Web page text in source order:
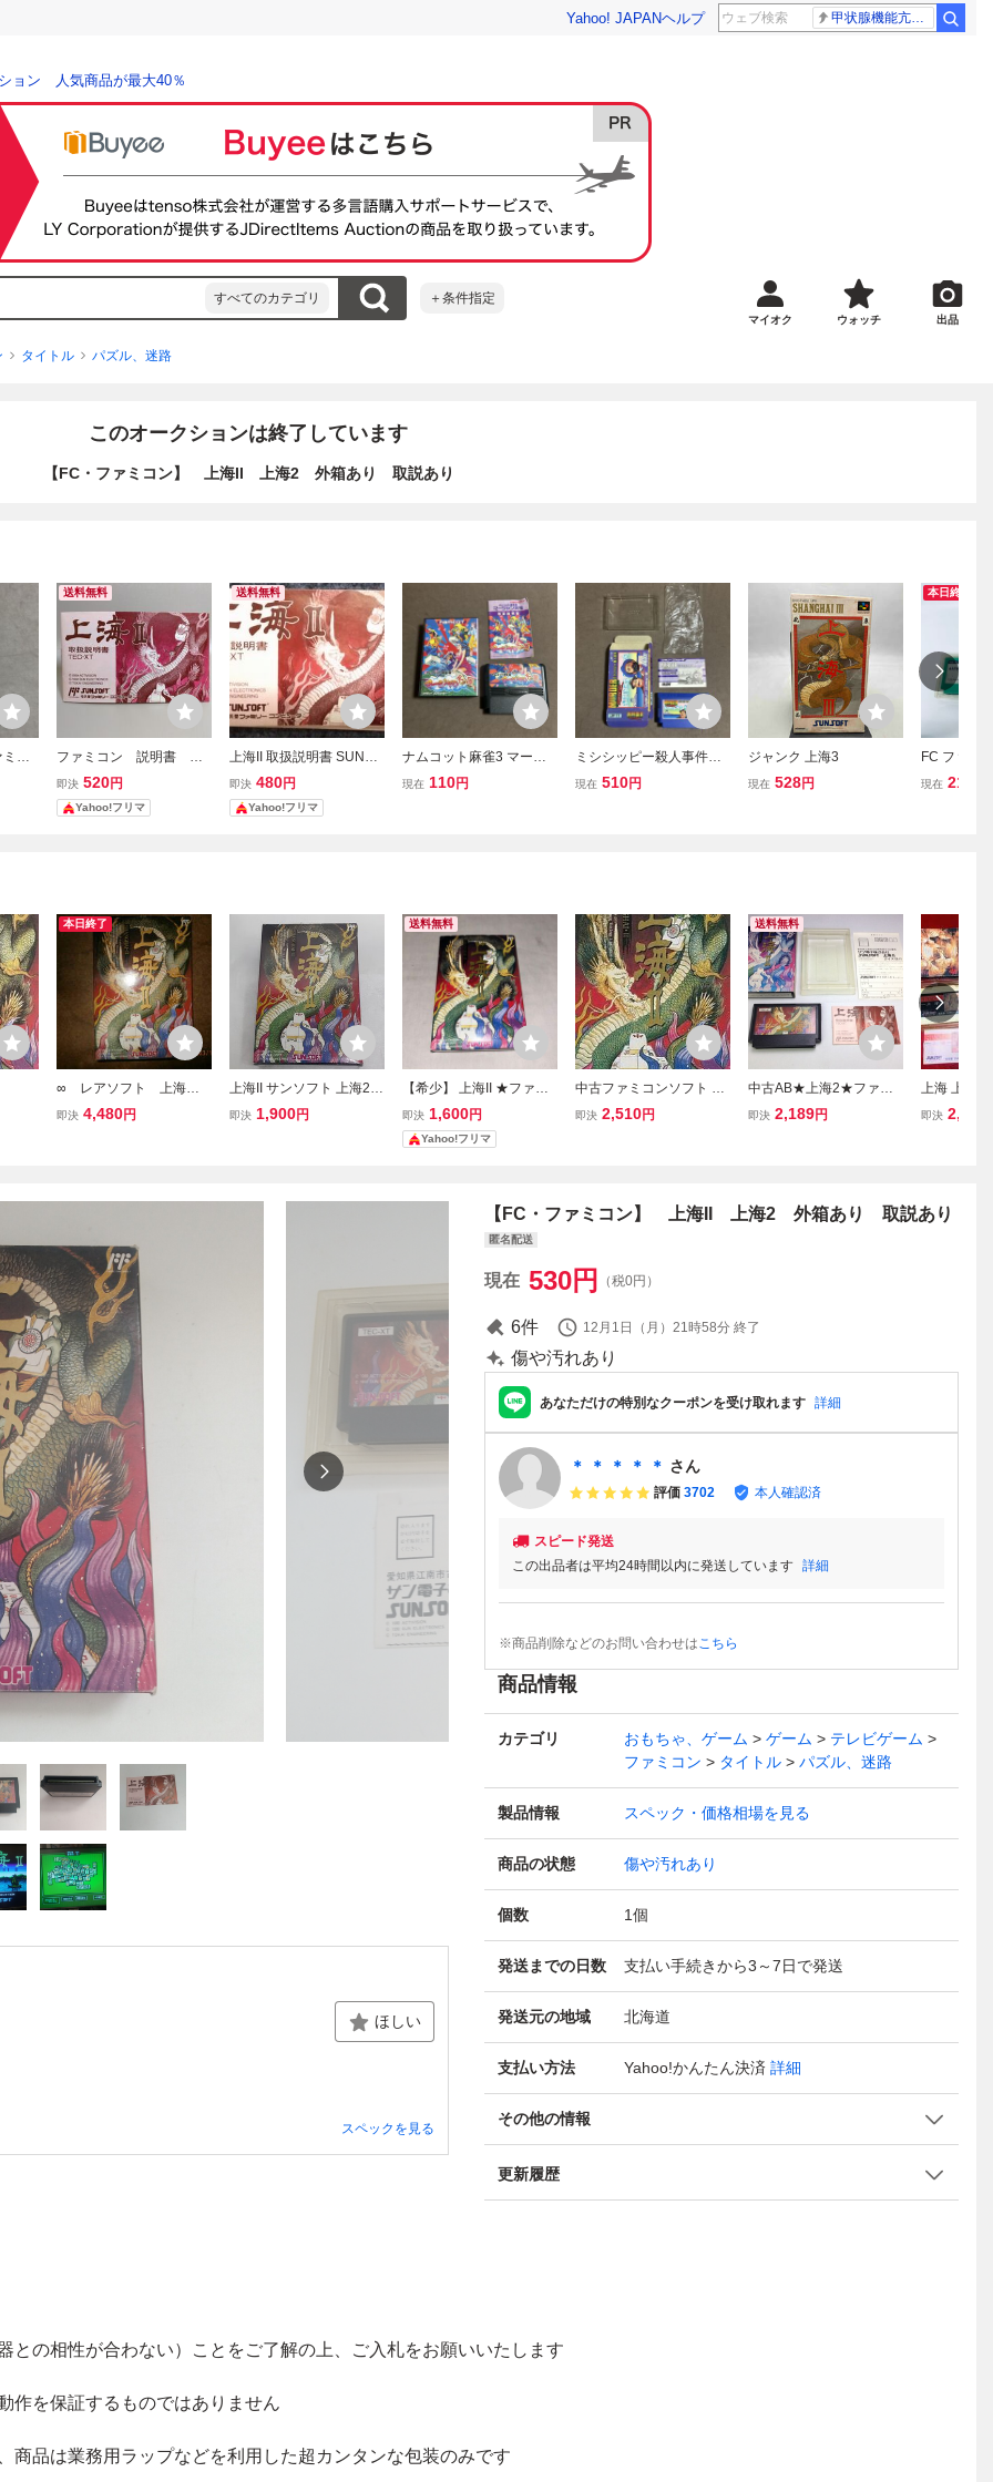
Yahoo! JAPANヘルプ 甲状腺機能亢進症
ョン 人気商品が最大40％
すべてのカテゴリ ＋条件指定
マイオク ウォッチ 出品
タイトル パズル、迷路
このオークションは終了しています
【FC・ファミコン】 上海II 上海2 外箱あり 取説あり
コ
送料無料
ファミコン 説明書 上
海２
即決 520円
Yahoo!フリマ
送料無料
上海II 取扱説明書 SUNSO
FT レトロゲーム
即決 480円
Yahoo!フリマ
ナムコット麻雀3 マージ
ャン天国 箱説付きファ
現在 110円
ミシシッピー殺人事件
箱説付きファミコン
現在 510円
ジャンク 上海3
現在 528円
本日終了
FC ファミ
麻雀 ソフ
現在 211
本日終了
∞ レアソフト 上海Ⅱ
（中古商品） 同梱可
即決 4,480円
上海II サンソフト 上海2 F
C ファミコン ファミリー
即決 1,900円
送料無料
【希少】 上海II ★ファミ
コン★
即決 1,600円
Yahoo!フリマ
中古ファミコンソフト 上
海II
即決 2,510円
送料無料
中古AB★上海2★ファミ
コンソフト
即決 2,189円
上海 上海Ⅱ
可能★即売
即決 2,980
ほしい
スペックを見る
【FC・ファミコン】 上海II 上海2 外箱あり 取説あり
匿名配送
現在 530円 （税0円）
6件 12月1日（月）21時58分 終了
傷や汚れあり
あなただけの特別なクーポンを受け取れます 詳細
＊ ＊ ＊ ＊ ＊ さん
評価 3702 本人確認済
スピード発送
この出品者は平均24時間以内に発送しています 詳細
※商品削除などのお問い合わせはこちら
商品情報
カテゴリ おもちゃ、ゲーム ゲーム
テレビゲーム
ファミコン
タイトル パズル、迷路
製品情報 スペック・価格相場を見る
商品の状態 傷や汚れあり
個数 1個
発送までの日数 支払い手続きから3～7日で発送
発送元の地域 北海道
支払い方法 Yahoo!かんたん決済 詳細
その他の情報
更新履歴